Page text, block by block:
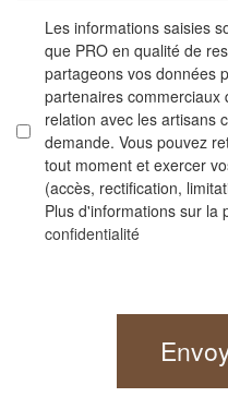
Les informations saisies
que PRO en qualité de
partageons vos données
partenaires commerciaux
relation avec les artisans
demande. Vous pouvez
tout moment et exercer
(accès, rectification,
Plus d'informations sur la
confidentialité